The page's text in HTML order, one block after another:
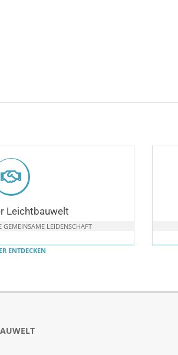
Leichtbauwelt
GEMEINSAME LEIDENSCHAFT
ENTDECKEN